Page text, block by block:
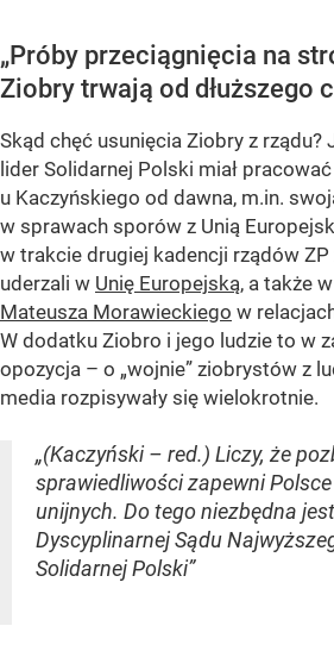
„Próby przeciągnięcia na
Ziobry trwają od dłuższego
Skąd chęć usunięcia Ziobry z rządu?
lider Solidarnej Polski miał pracować
u Kaczyńskiego od dawna, m.in.
w sprawach sporów z Unią
w trakcie drugiej kadencji rządów
uderzali w Unię Europejską, a także
Mateusza Morawieckiego w
W dodatku Ziobro i jego ludzie to w
opozycja – o „wojnie” ziobrystów z
media rozpisywały się wielokrotnie.
„(Kaczyński – red.) Liczy, że
sprawiedliwości zapewni
unijnych. Do tego niezbędna
Dyscyplinarnej Sądu
Solidarnej Polski”